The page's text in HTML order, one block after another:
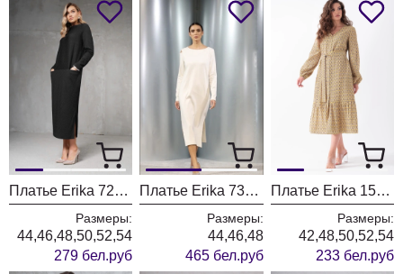
Платье Erika 7263-3 черный
Размеры:
44,46,48,50,52,54
279 бел.руб
Платье Erika 7381 бежевый
Размеры:
44,46,48
465 бел.руб
Платье Erika 1531 желтый
Размеры:
42,48,50,52,54
233 бел.руб